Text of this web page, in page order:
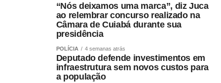
Lançado em 2023, o Desenrola foi criado para facilitar
a renegociação de dívidas e a recuperação financeira
Segundo o governo, o programa já
beneficiou 7,5 milhões de famílias. A nova fase busca
ampliar os incentivos também para consumidores que
mantêm os pagamentos em dia.
“Nós deixamos uma marca”, diz Juca
ao relembrar concurso realizado na
Câmara de Cuiabá durante sua
presidência
POLÍCIA 4 semanas atrás
Deputado defende investimentos em
infraestrutura sem novos custos para
a população